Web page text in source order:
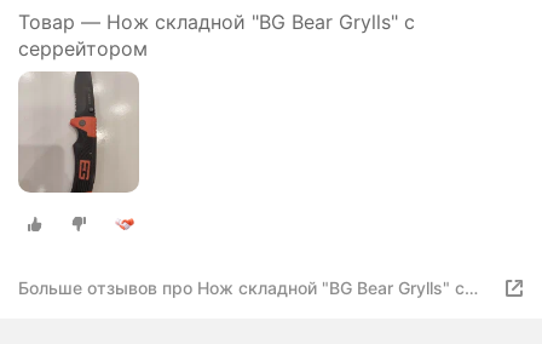
Товар — Нож складной "BG Bear Grylls" с
серрейтором
Больше отзывов про Нож складной "BG Bear Grylls" с